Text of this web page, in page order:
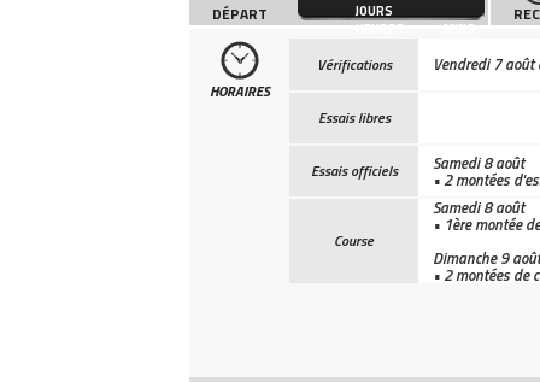
DÉPART
JOURS
HEURES
MINS
HORAIRES
Vérifications Vendredi 7
Essais libres
Essais officiels Samedi 8 août
• 2 montées
Course
Samedi 8 août
• 1ère montée
Dimanche 9 août
• 2 montées de